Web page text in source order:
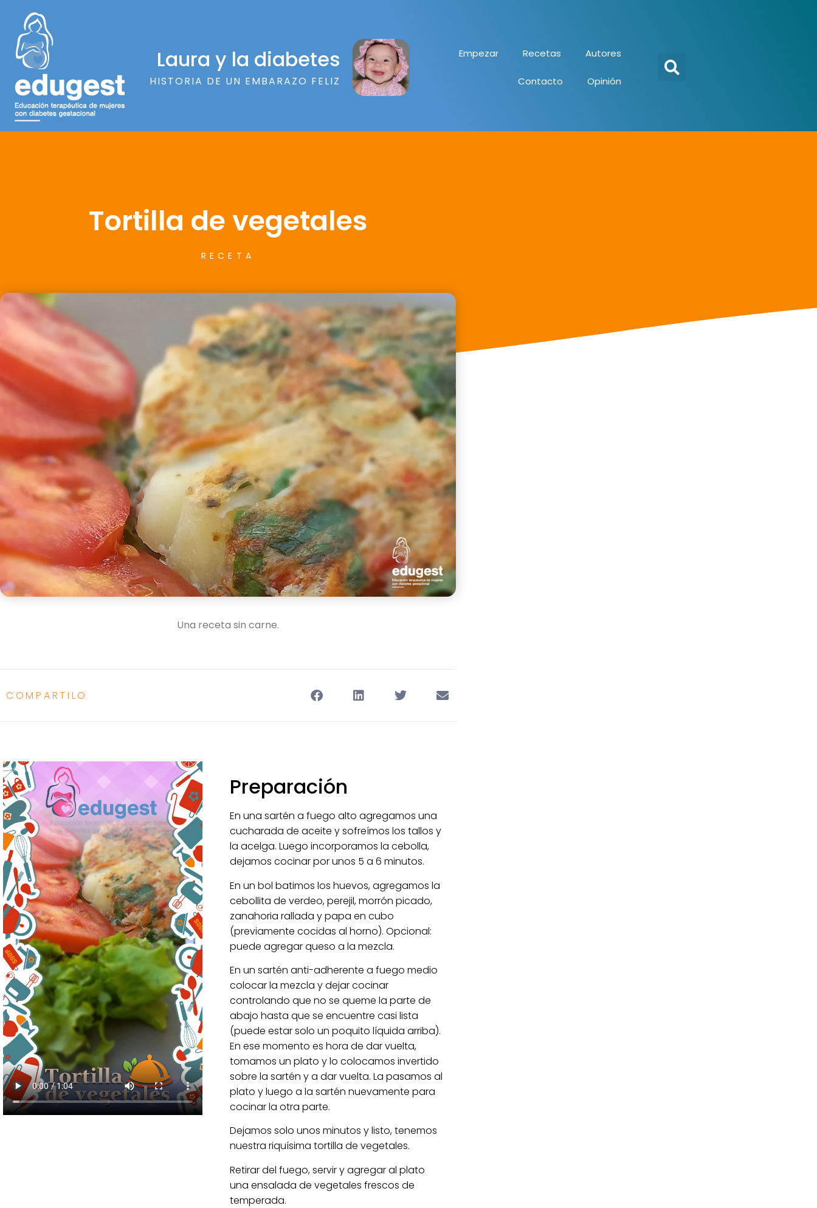
Laura y la diabetes
HISTORIA DE UN EMBARAZO FELIZ
Empezar Recetas Autores
Contacto Opinión
Tortilla de vegetales
RECETA
Una receta sin carne.
COMPARTILO
Preparación
En una sartén a fuego alto agregamos una
cucharada de aceite y sofreímos los tallos y
la acelga. Luego incorporamos la cebolla,
dejamos cocinar por unos 5 a 6 minutos.
En un bol batimos los huevos, agregamos la
cebollita de verdeo, perejil, morrón picado,
zanahoria rallada y papa en cubo
(previamente cocidas al horno). Opcional:
puede agregar queso a la mezcla.
En un sartén anti-adherente a fuego medio
colocar la mezcla y dejar cocinar
controlando que no se queme la parte de
abajo hasta que se encuentre casi lista
(puede estar solo un poquito líquida arriba).
En ese momento es hora de dar vuelta,
tomamos un plato y lo colocamos invertido
sobre la sartén y a dar vuelta. La pasamos al
plato y luego a la sartén nuevamente para
cocinar la otra parte.
Dejamos solo unos minutos y listo, tenemos
nuestra riquísima tortilla de vegetales.
Retirar del fuego, servir y agregar al plato
una ensalada de vegetales frescos de
temperada.